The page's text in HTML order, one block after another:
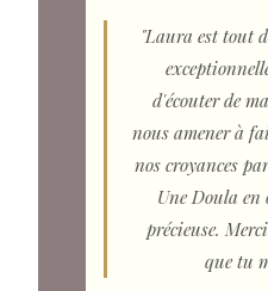
"Laura est tout
d'écouter de
nous amener à
nos croyances
Une Doula en
précieuse.
que tu